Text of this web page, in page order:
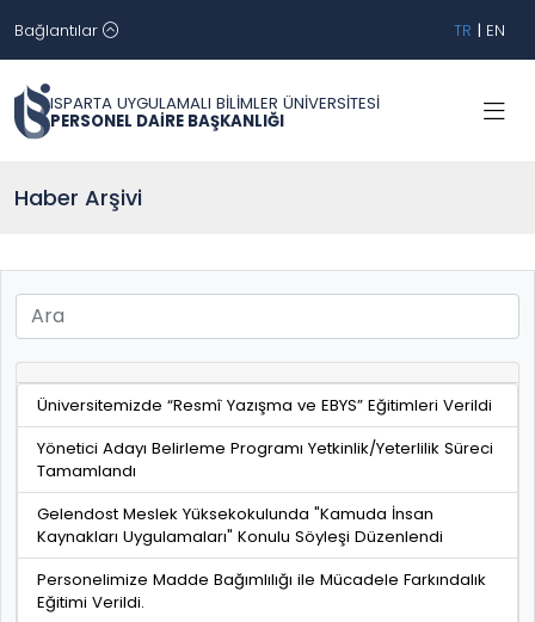
Bağlantılar TR | EN
ISPARTA UYGULAMALI BİLİMLER ÜNİVERSİTESİ
PERSONEL DAİRE BAŞKANLIĞI
Haber Arşivi
Üniversitemizde “Resmî Yazışma ve EBYS” Eğitimleri Verildi
Yönetici Adayı Belirleme Programı Yetkinlik/Yeterlilik Süreci
Tamamlandı
Gelendost Meslek Yüksekokulunda "Kamuda İnsan
Kaynakları Uygulamaları" Konulu Söyleşi Düzenlendi
Personelimize Madde Bağımlılığı ile Mücadele Farkındalık
Eğitimi Verildi.